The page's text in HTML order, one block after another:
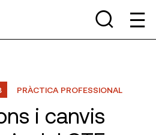
PRÀCTICA PROFESSIONAL
i canvis